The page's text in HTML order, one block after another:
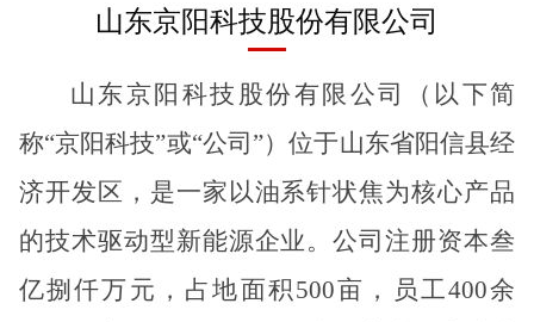
山东京阳科技股份有限公司
山东京阳科技股份有限公司（以下简
称“京阳科技”或“公司”）位于山东省阳信县经
济开发区，是一家以油系针状焦为核心产品
的技术驱动型新能源企业。公司注册资本叁
亿捌仟万元，占地面积 500亩，员工400余